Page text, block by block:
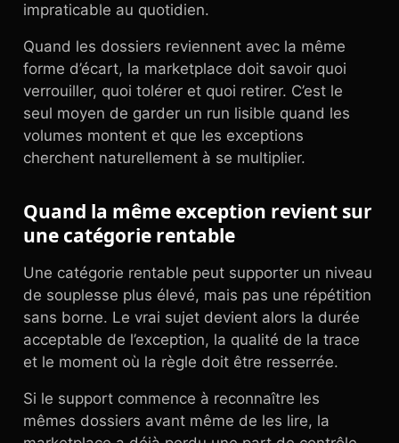
impraticable au quotidien.
Quand les dossiers reviennent avec la même
forme d’écart, la marketplace doit savoir quoi
verrouiller, quoi tolérer et quoi retirer. C’est le
seul moyen de garder un run lisible quand les
volumes montent et que les exceptions
cherchent naturellement à se multiplier.
Quand la même exception revient sur
une catégorie rentable
Une catégorie rentable peut supporter un niveau
de souplesse plus élevé, mais pas une répétition
sans borne. Le vrai sujet devient alors la durée
acceptable de l’exception, la qualité de la trace
et le moment où la règle doit être resserrée.
Si le support commence à reconnaître les
mêmes dossiers avant même de les lire, la